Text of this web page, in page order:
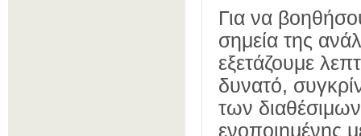
Για να
σημεία της
εξετάζουμε
δυνατό,
των
ενοποιημένης